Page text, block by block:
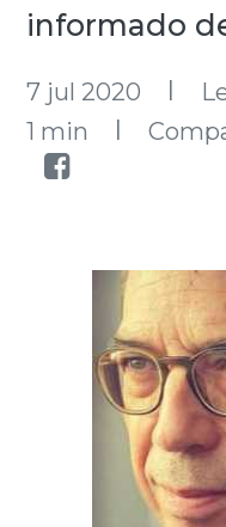
informado
7 jul 2020 l
1 min l